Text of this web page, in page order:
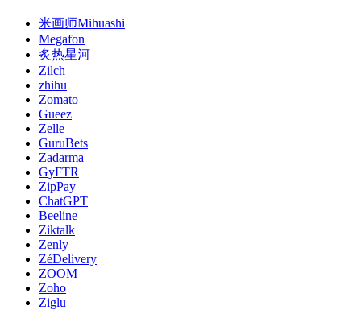
米画师Mihuashi
Megafon
炙热星河
Zilch
zhihu
Zomato
Gueez
Zelle
GuruBets
Zadarma
GyFTR
ZipPay
ChatGPT
Beeline
Ziktalk
Zenly
ZéDelivery
ZOOM
Zoho
Ziglu